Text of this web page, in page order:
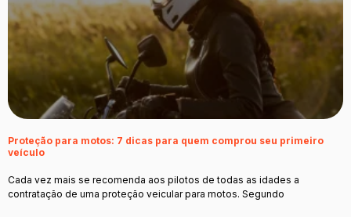
Proteção para motos: 7 dicas para quem comprou seu primeiro
veículo
Cada vez mais se recomenda aos pilotos de todas as idades a
contratação de uma proteção veicular para motos. Segundo